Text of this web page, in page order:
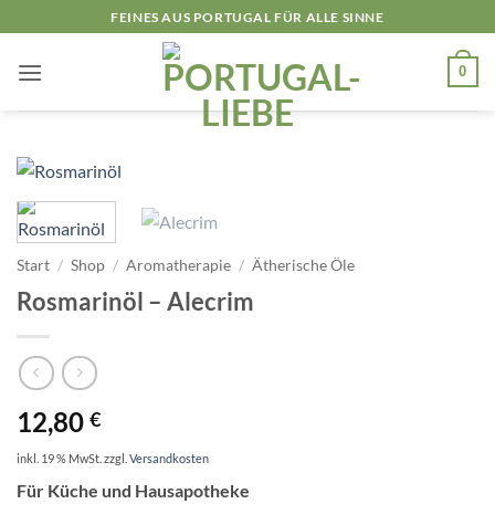
Inhalt
springen
FEINES AUS PORTUGAL FÜR ALLE SINNE
0
Start / Shop / Aromatherapie / Ätherische Öle
Rosmarinöl – Alecrim
12,80 €
inkl. 19 % MwSt. zzgl. Versandkosten
Für Küche und Hausapotheke